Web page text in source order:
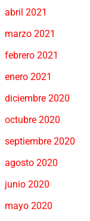
abril 2021
marzo 2021
febrero 2021
enero 2021
diciembre 2020
octubre 2020
septiembre 2020
agosto 2020
junio 2020
mayo 2020